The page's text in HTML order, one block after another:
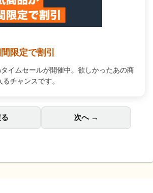
限定で割引
イムセールが開催中。欲しかったあの商
チャンスです。
次へ →